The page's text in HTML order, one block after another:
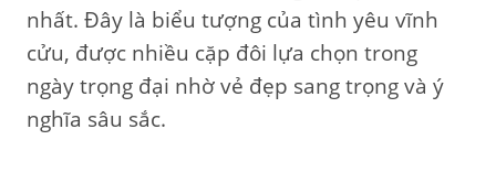
nhất. Đây là biểu tượng của tình yêu vĩnh
cửu, được nhiều cặp đôi lựa chọn trong
ngày trọng đại nhờ vẻ đẹp sang trọng và ý
nghĩa sâu sắc.